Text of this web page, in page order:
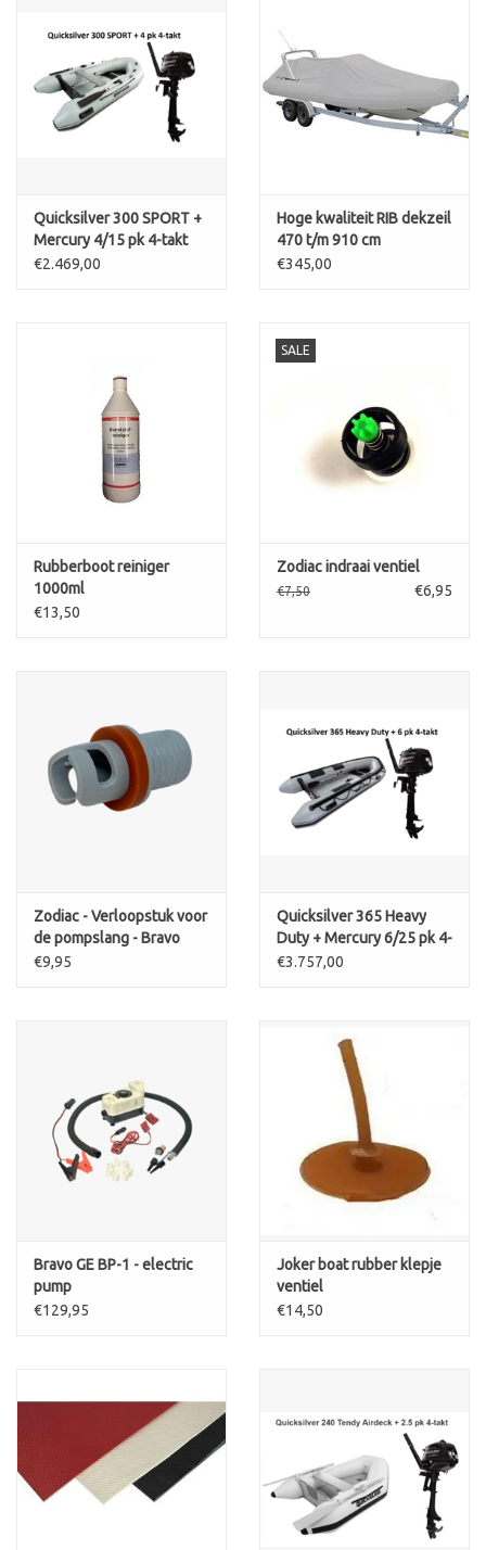
Quicksilver 300 SPORT +
Mercury 4/15 pk 4-takt
€2.469,00
Hoge kwaliteit RIB dekzeil
470 t/m 910 cm
€345,00
Rubberboot reiniger
1000ml
€13,50
SALE
Zodiac indraai ventiel
€7,50 €6,95
Zodiac - Verloopstuk voor
de pompslang - Bravo
2005 ventiel
€9,95
Quicksilver 365 Heavy
Duty + Mercury 6/25 pk 4-
takt
€3.757,00
Bravo GE BP-1 - electric
pump
€129,95
Joker boat rubber klepje
ventiel
€14,50